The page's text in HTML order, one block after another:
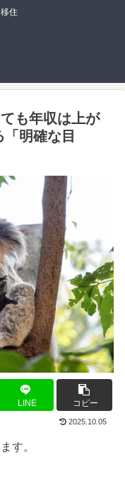
住
も年収は上が
明確な目
LINE コピー
2025.10.05
す。